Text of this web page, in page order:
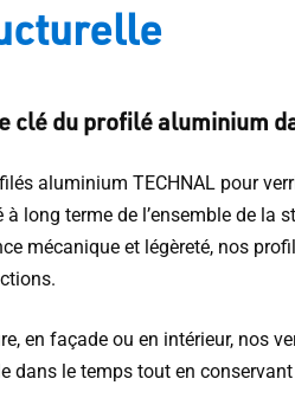
clé du profilé aluminium
aluminium TECHNAL pour
à long terme de l’ensemble de la
mécanique et légèreté, nos
en façade ou en intérieur, nos
dans le temps tout en